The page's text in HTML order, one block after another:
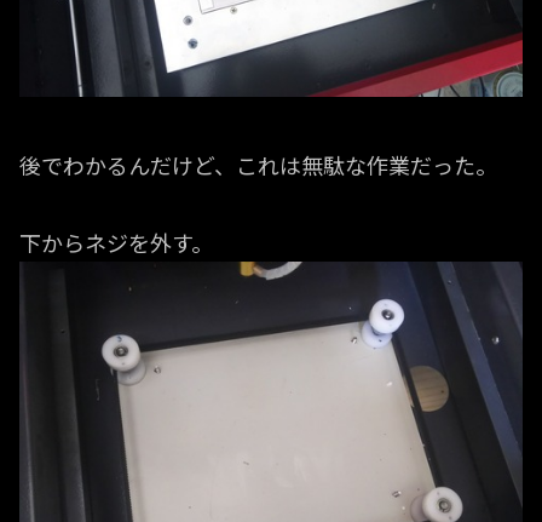
後でわかるんだけど、これは無駄な作業だった。
下からネジを外す。